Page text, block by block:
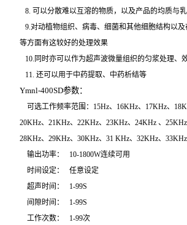
8. 可以分散难以互溶的物质，以及产品的均质与
9.对动植物组织、病毒、细菌和其他细胞结构以
等方面有这较好的处理效果
10. 同时亦可以作为超声波微量组织的匀浆处理、
11.还可以用于中药提取、中药析结等
Ymnl-400SD参数：
可选工作频率范围：15Hz、16KHz、17KHz、
20KHz、21KHz、22KHz、23KHz、24KHz 、
28KHz、29KHz、30KHz、31 KHz、32KHz、
输出功率： 10-1800W连续可用
时间设定： 任意设定
超声时间： 1-99S
间隙时间： 1-99S
工作次数： 1-99次